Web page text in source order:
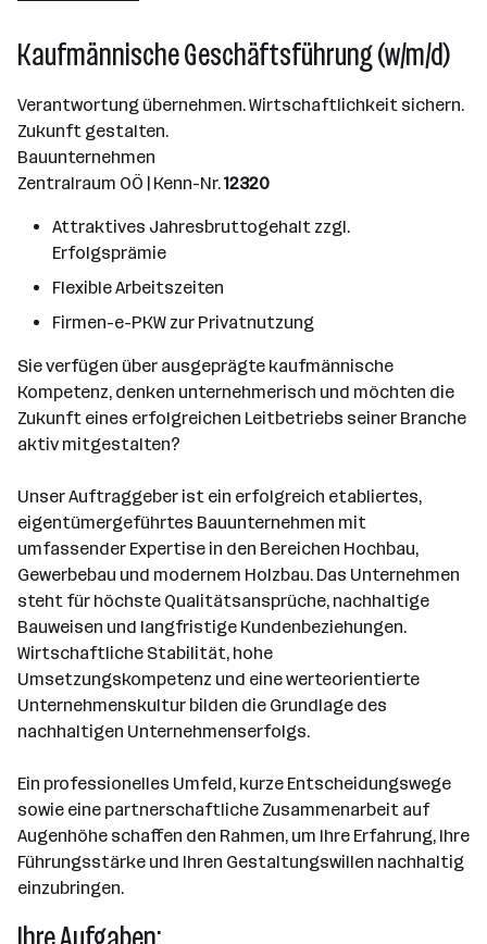
Kaufmännische Geschäftsführung (w/m/d)
Verantwortung übernehmen. Wirtschaftlichkeit sichern.
Zukunft gestalten.
Bauunternehmen
Zentralraum OÖ | Kenn-Nr.12320
Attraktives Jahresbruttogehalt zzgl.
Erfolgsprämie
Flexible Arbeitszeiten
Firmen-e-PKW zur Privatnutzung
Sie verfügen über ausgeprägte kaufmännische
Kompetenz, denken unternehmerisch und möchten die
Zukunft eines erfolgreichen Leitbetriebs seiner Branche
aktiv mitgestalten?
Unser Auftraggeber ist ein erfolgreich etabliertes,
eigentümergeführtes Bauunternehmen mit
umfassender Expertise in den Bereichen Hochbau,
Gewerbebau und modernem Holzbau. Das Unternehmen
steht für höchste Qualitätsansprüche, nachhaltige
Bauweisen und langfristige Kundenbeziehungen.
Wirtschaftliche Stabilität, hohe
Umsetzungskompetenz und eine werteorientierte
Unternehmenskultur bilden die Grundlage des
nachhaltigen Unternehmenserfolgs.
Ein professionelles Umfeld, kurze Entscheidungswege
sowie eine partnerschaftliche Zusammenarbeit auf
Augenhöhe schaffen den Rahmen, um Ihre Erfahrung, Ihre
Führungsstärke und Ihren Gestaltungswillen nachhaltig
einzubringen.